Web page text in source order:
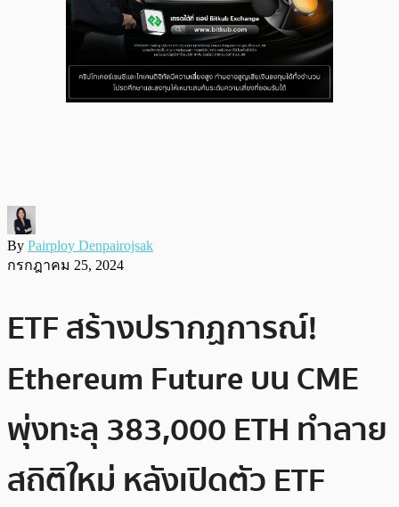
By Pairploy Denpairojsak
กรกฎาคม 25, 2024
ETF สร้างปรากฏการณ์!
Ethereum Future บน CME
พุ่งทะลุ 383,000 ETH ทำลาย
สถิติใหม่ หลังเปิดตัว ETF